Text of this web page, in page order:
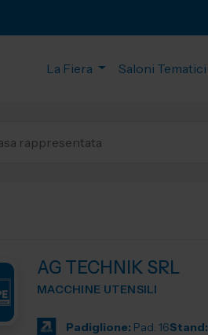
La Fiera Saloni Tematici
AG TECHNIK SRL
MACCHINE UTENSILI
Padiglione: Pad. 16Stand: